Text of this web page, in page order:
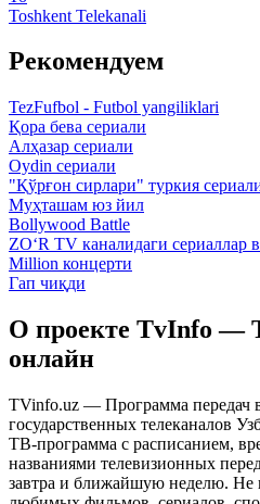
Toshkent Telekanali
Рекомендуем
TezFufbol - Futbol yangiliklari
Қора бева сериали
Алҳазар сериали
Oydin сериали
"Қўрғон сирлари" туркия
Муҳташам юз йил
Bollywood Battle
ZO‘R TV каналидаги сериаллар
Million концерти
Гап чиқди
О проекте TvInfo —
онлайн
TVinfo.uz — Программа передач
государственных телеканалов
ТВ-программа с расписанием,
названиями телевизионных
завтра и ближайшую неделю. Не